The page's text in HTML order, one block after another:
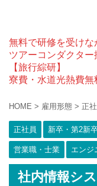
無料で研修を受けな
ツアーコンダクタ
【旅行綜研】
寮費・水道光熱費無
HOME > 雇用形態 > 正
正社員 新卒・第2新
営業職・士業 エンジ
社内情報シ